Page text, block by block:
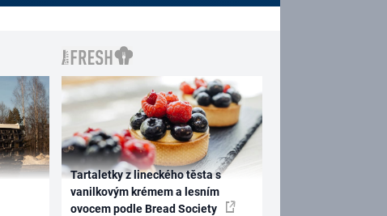
Tartaletky z lineckého těsta s
vanilkovým krémem a lesním
ovocem podle Bread Society